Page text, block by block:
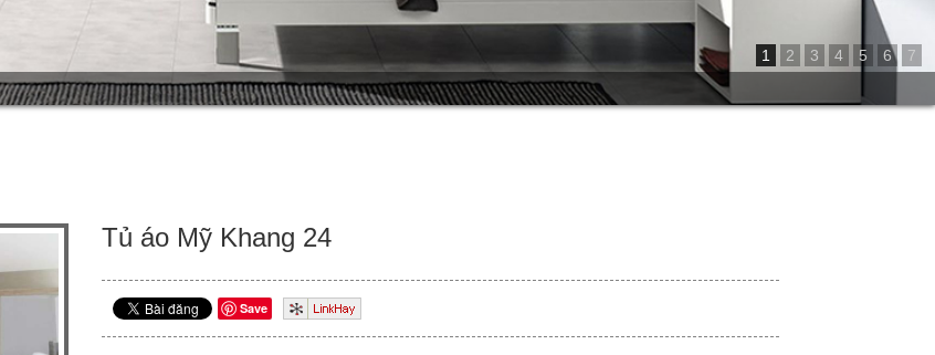
1 2 3 4 5 6 7
Tủ áo Mỹ Khang 24
Save